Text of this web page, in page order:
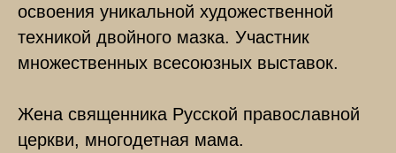
освоения уникальной художественной
техникой двойного мазка. Участник
множественных всесоюзных выставок.
Жена священника Русской православной
церкви, многодетная мама.